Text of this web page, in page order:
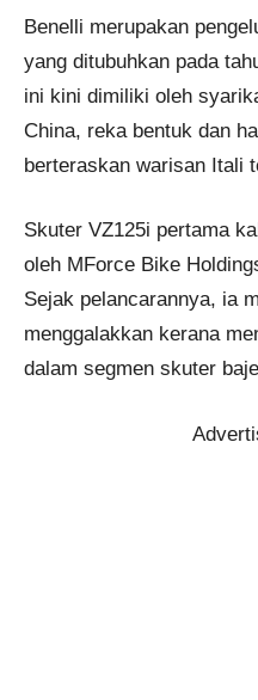
Benelli merupakan
yang ditubuhkan pada
ini kini dimiliki oleh
China, reka bentuk dan
berteraskan warisan Itali
Skuter VZ125i pertama
oleh MForce Bike
Sejak pelancarannya, ia
menggalakkan kerana
dalam segmen skuter